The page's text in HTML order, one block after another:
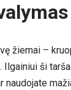
žiemai –
Ilgainiui ši
naudojate